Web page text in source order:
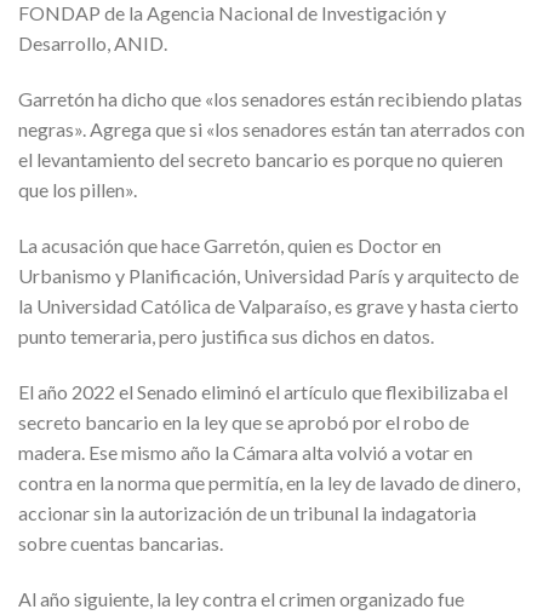
FONDAP de la Agencia Nacional de Investigación y
Desarrollo, ANID.
Garretón ha dicho que «los senadores están recibiendo platas
negras». Agrega que si «los senadores están tan aterrados con
el levantamiento del secreto bancario es porque no quieren
que los pillen».
La acusación que hace Garretón, quien es Doctor en
Urbanismo y Planificación, Universidad París y arquitecto de
la Universidad Católica de Valparaíso, es grave y hasta cierto
punto temeraria, pero justifica sus dichos en datos.
El año 2022 el Senado eliminó el artículo que flexibilizaba el
secreto bancario en la ley que se aprobó por el robo de
madera. Ese mismo año la Cámara alta volvió a votar en
contra en la norma que permitía, en la ley de lavado de dinero,
accionar sin la autorización de un tribunal la indagatoria
sobre cuentas bancarias.
Al año siguiente, la ley contra el crimen organizado fue